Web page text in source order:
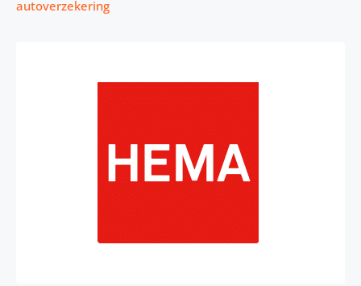
autoverzekering